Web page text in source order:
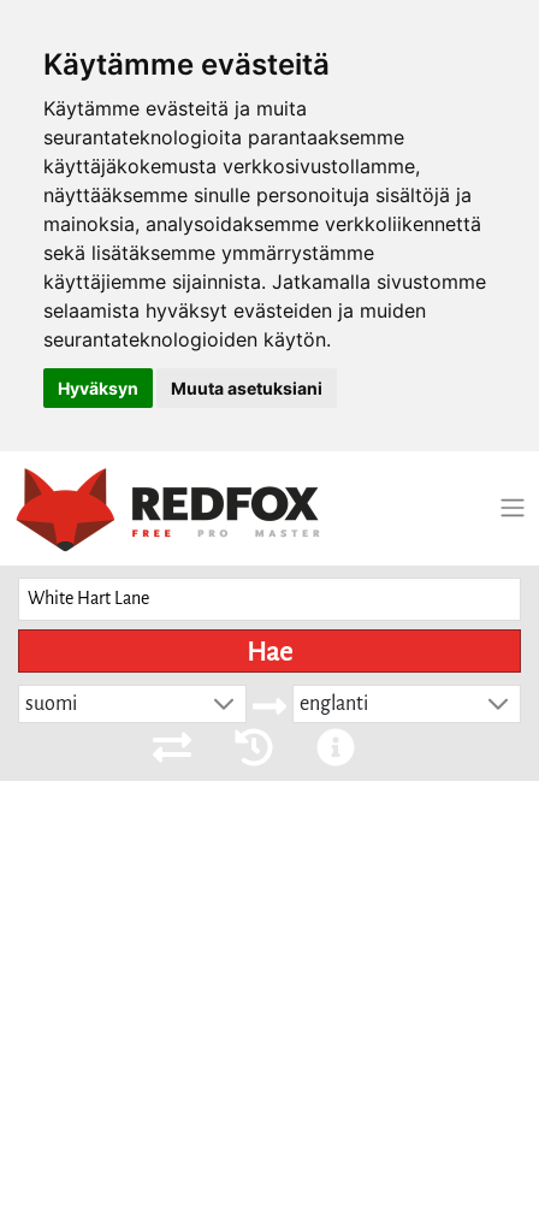
Käytämme evästeitä
Käytämme evästeitä ja muita
seurantateknologioita parantaaksemme
käyttäjäkokemusta verkkosivustollamme,
näyttääksemme sinulle personoituja sisältöjä ja
mainoksia, analysoidaksemme verkkoliikennettä
sekä lisätäksemme ymmärrystämme
käyttäjiemme sijainnista. Jatkamalla sivustomme
selaamista hyväksyt evästeiden ja muiden
seurantateknologioiden käytön.
Hyväksyn Muuta asetuksiani
Hae
suomi englanti